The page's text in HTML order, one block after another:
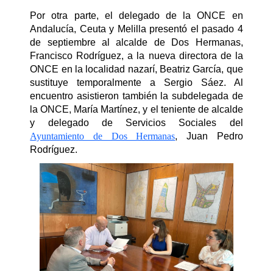
Por otra parte, el delegado de la ONCE en
Andalucía, Ceuta y Melilla presentó el pasado 4
de septiembre al alcalde de Dos Hermanas,
Francisco Rodríguez, a la nueva directora de la
ONCE en la localidad nazarí, Beatriz García, que
sustituye temporalmente a Sergio Sáez. Al
encuentro asistieron también la subdelegada de
la ONCE, María Martínez, y el teniente de alcalde
y delegado de Servicios Sociales del
Ayuntamiento de Dos Hermanas, Juan Pedro
Rodríguez.